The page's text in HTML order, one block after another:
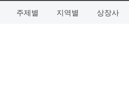
주제별 지역별 상장사